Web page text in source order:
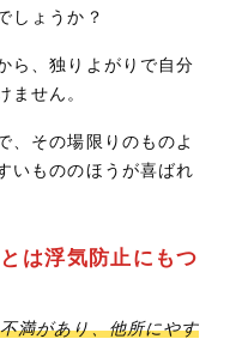
しょうか？
ら、独りよがりで自分
ません。
、その場限りのものよ
いもののほうが喜ばれ
は浮気防止にもつ
満があり、他所にやす